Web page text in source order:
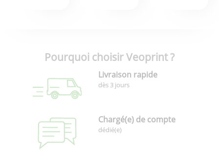
Pourquoi choisir Veoprint ?
Livraison rapide
dès 3 jours
Chargé(e) de compte
dédié(e)